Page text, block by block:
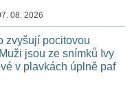
08. 2026
zvyšují pocitovou
jsou ze snímků Ivy
v plavkách úplně paf